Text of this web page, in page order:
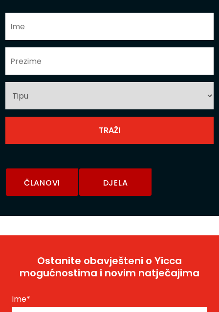
ČLANOVI DJELA
Ostanite obavješteni o Yicca
mogućnostima i novim natječajima
Ime*